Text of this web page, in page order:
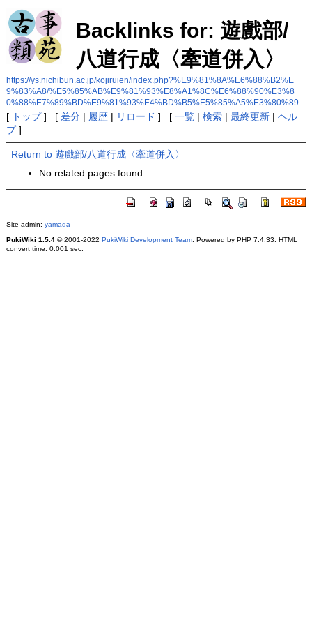
Backlinks for: 遊戲部/
八道行成〈牽道併入〉
https://ys.nichibun.ac.jp/kojiruien/index.php?%E9%81%8A%E6%88%B2%E
9%83%A8/%E5%85%AB%E9%81%93%E8%A1%8C%E6%88%90%E3%8
0%88%E7%89%BD%E9%81%93%E4%BD%B5%E5%85%A5%E3%80%89
[ トップ] [ 差分| 履歴| リロード ] [ 一覧| 検索| 最終更新| ヘル
プ]
Return to 遊戲部/八道行成〈牽道併入〉
No related pages found.
Site admin: yamada
PukiWiki 1.5.4© 2001-2022 PukiWiki Development Team. Powered by PHP 7.4.33. HTML
convert time: 0.001 sec.